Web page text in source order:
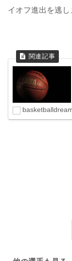
イオフ進出を逃し